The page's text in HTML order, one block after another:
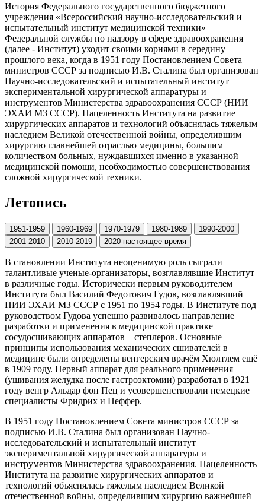
История Федерального государственного бюджетного
учреждения «Всероссийский научно-исследовательский и
испытательный институт медицинской техники»
Федеральной службы по надзору в сфере здравоохранения
(далее - Институт) уходит своими корнями в середину
прошлого века, когда в 1951 году Постановлением Совета
министров СССР за подписью И.В. Сталина был организован
Научно-исследовательский и испытательный институт
экспериментальной хирургической аппаратуры и
инструментов Министерства здравоохранения СССР (НИИ
ЭХАИ МЗ СССР). Нацеленность Института на развитие
хирургических аппаратов и технологий объяснялась тяжелым
наследием Великой отечественной войны, определившим
хирургию главнейшей отраслью медицины, большим
количеством больных, нуждавшихся именно в указанной
медицинской помощи, необходимостью совершенствования
сложной хирургической техники.
Летопись
1951-1959 1960-1969 1970-1979 1980-1989
1990-2000
2001-2010
2010-2019 2020-настоящее время
В становлении Института неоценимую роль сыграли
талантливые ученые-организаторы, возглавлявшие Институт
в различные годы. Исторически первым руководителем
Института был Василий Федотович Гудов, возглавлявший
НИИ ЭХАИ МЗ СССР с 1951 по 1954 годы. В Институте под
руководством Гудова успешно развивалось направление
разработки и применения в медицинской практике
сосудосшивающих аппаратов – степлеров. Основные
принципы использования механических сшивателей в
медицине были определены венгерским врачём Хюлтлем ещё
в 1909 году. Первый аппарат для реального применения
(ушивания желудка после гастроэктомии) разработал в 1921
году венгр Альдар фон Пец и усовершенствовали немецкие
специалисты Фридрих и Неффер.
В 1951 году Постановлением Совета министров СССР за
подписью И.В. Сталина был организован Научно-
исследовательский и испытательный институт
экспериментальной хирургической аппаратуры и
инструментов Министерства здравоохранения. Нацеленность
Института на развитие хирургических аппаратов и
технологий объяснялась тяжелым наследием Великой
отечественной войны, определившим хирургию важнейшей